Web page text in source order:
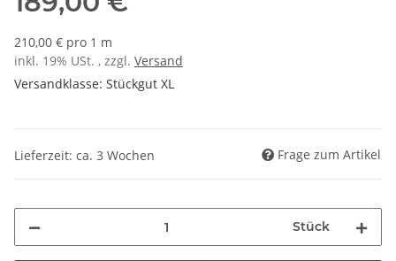
210,00 € pro 1 m
inkl. 19% USt. , zzgl. Versand
Versandklasse: Stückgut XL
Lieferzeit: ca. 3 Wochen Frage zum Artikel
Stück